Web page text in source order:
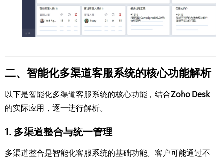
二、智能化多渠道客服系统的核心功能解析
以下是智能化多渠道客服系统的核心功能，结合Zoho Desk
的实际应用，逐一进行解析。
1. 多渠道整合与统一管理
多渠道整合是智能化客服系统的基础功能。客户可能通过不